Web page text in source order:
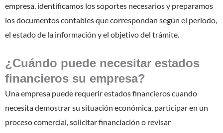
empresa, identificamos los soportes necesarios y preparamos
los documentos contables que correspondan según el periodo,
el estado de la información y el objetivo del trámite.
¿Cuándo puede necesitar estados
financieros su empresa?
Una empresa puede requerir estados financieros cuando
necesita demostrar su situación económica, participar en un
proceso comercial, solicitar financiación o revisar